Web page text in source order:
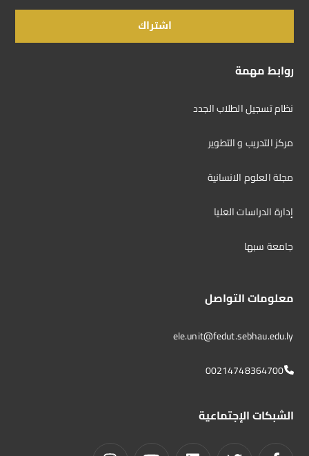
روابط مهمة
نظام تسجيل الطلاب الجدد
مركز التدريب و التطوير
مجلة العلوم الانسانية
إدارة الدراسات العليا
جامعة سبها
معلومات التواصل
ele.unit@fedut.sebhau.edu.ly
00214748364700
الشبكات الإجتماعية